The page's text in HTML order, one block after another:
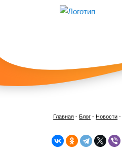
Главная-Блог- Новости-